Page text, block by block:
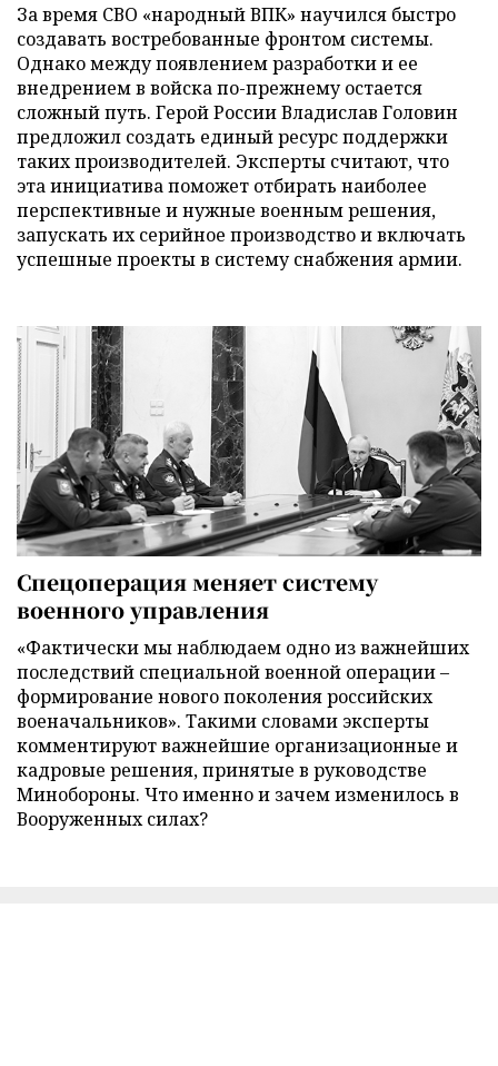
За время СВО «народный ВПК» научился быстро
создавать востребованные фронтом системы.
Однако между появлением разработки и ее
внедрением в войска по-прежнему остается
сложный путь. Герой России Владислав Головин
предложил создать единый ресурс поддержки
таких производителей. Эксперты считают, что
эта инициатива поможет отбирать наиболее
перспективные и нужные военным решения,
запускать их серийное производство и включать
успешные проекты в систему снабжения армии.
Спецоперация меняет систему
военного управления
«Фактически мы наблюдаем одно из важнейших
последствий специальной военной операции –
формирование нового поколения российских
военачальников». Такими словами эксперты
комментируют важнейшие организационные и
кадровые решения, принятые в руководстве
Минобороны. Что именно и зачем изменилось в
Вооруженных силах?